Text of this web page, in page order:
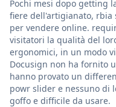
Pochi mesi dopo getting
fiere dell'artigianato, rbia
per vendere online.
visitatori la qualità del
ergonomici, in un modo
Docusign non ha fornito
hanno provato un
powr slider e nessuno di
goffo e difficile da usare.